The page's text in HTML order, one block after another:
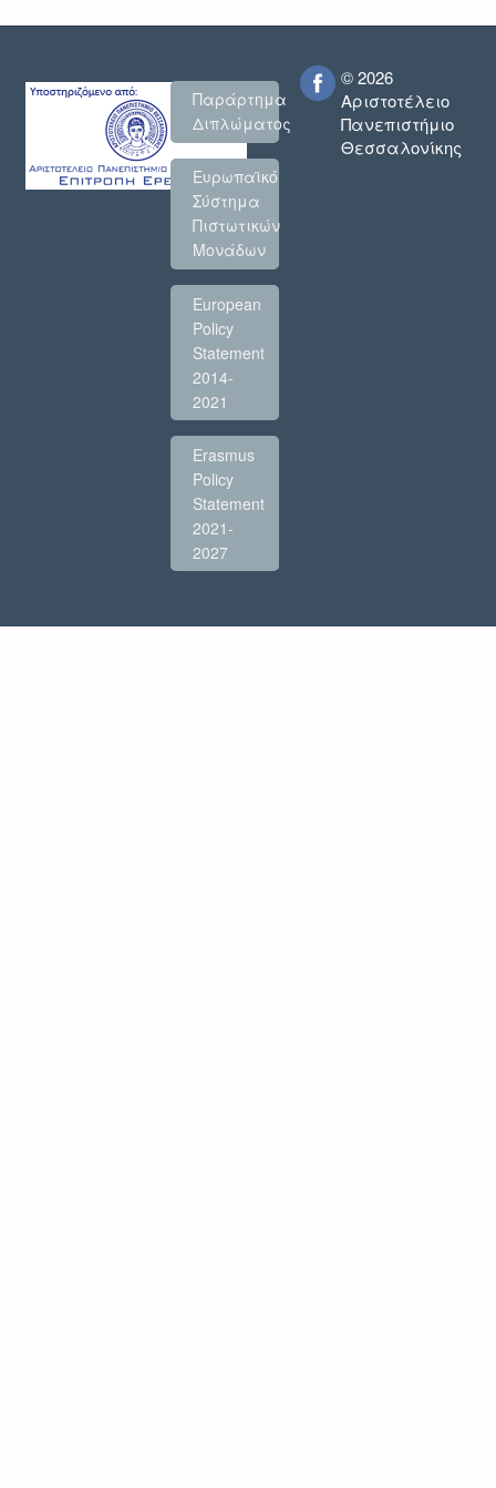
Παράρτημα
Διπλώματος
Ευρωπαϊκό
Σύστημα
Πιστωτικών
Μονάδων
European
Policy
Statement
2014-
2021
Erasmus
Policy
Statement
2021-
2027
© 2026
Αριστοτέλειο
Πανεπιστήμιο
Θεσσαλονίκης